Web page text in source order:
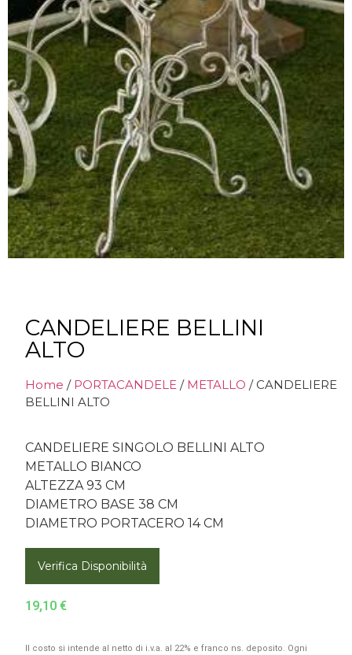
CANDELIERE BELLINI
ALTO
Home / PORTACANDELE / METALLO / CANDELIERE
BELLINI ALTO
CANDELIERE SINGOLO BELLINI ALTO
METALLO BIANCO
ALTEZZA 93 CM
DIAMETRO BASE 38 CM
DIAMETRO PORTACERO 14 CM
Verifica Disponibilità
19,10 €
Il costo si intende al netto di i.v.a. al 22% e franco ns. deposito. Ogni